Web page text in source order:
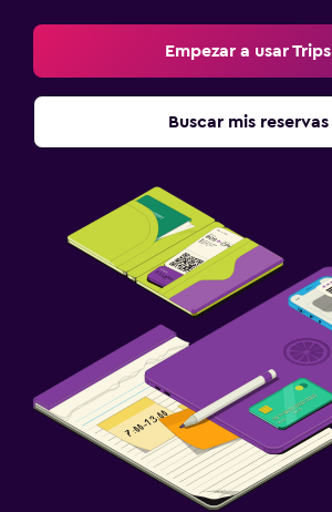
Armario o clóset
Traslado al aeropuerto (con cargos)
Estacionamiento privado
Servicio de traslado (cargo adicional)
Salud y seguridad
Cámaras CCTV en el exterior
Botiquín de primeros auxilios
Caja fuerte
Empezar a usar Trips
Buscar mis reservas